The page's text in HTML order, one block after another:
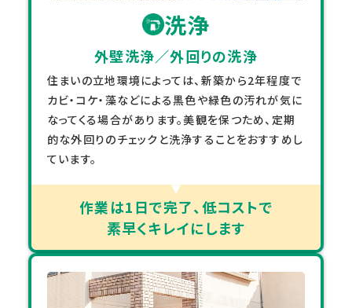
洗浄
外壁洗浄／外回りの洗浄
住まいの立地環境によっては、新築から2年程度で
カビ・コケ・藻などによる黒色や緑色の汚れが気に
なってくる場合があります。美観を保つため、定期
的な外回りのチェックと洗浄することをおすすめし
ています。
作業は1日で完了、低コストで
素早くキレイにします